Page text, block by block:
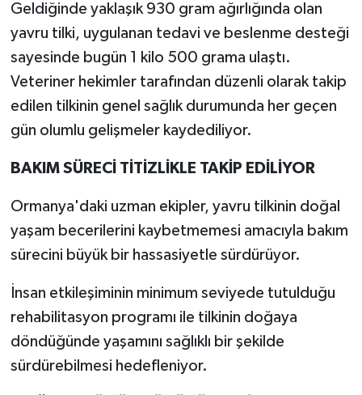
Geldiğinde yaklaşık 930 gram ağırlığında olan
yavru tilki, uygulanan tedavi ve beslenme desteği
sayesinde bugün 1 kilo 500 grama ulaştı.
Veteriner hekimler tarafından düzenli olarak takip
edilen tilkinin genel sağlık durumunda her geçen
gün olumlu gelişmeler kaydediliyor.
BAKIM SÜRECİ TİTİZLİKLE TAKİP EDİLİYOR
Ormanya'daki uzman ekipler, yavru tilkinin doğal
yaşam becerilerini kaybetmemesi amacıyla bakım
sürecini büyük bir hassasiyetle sürdürüyor.
İnsan etkileşiminin minimum seviyede tutulduğu
rehabilitasyon programı ile tilkinin doğaya
döndüğünde yaşamını sağlıklı bir şekilde
sürdürebilmesi hedefleniyor.